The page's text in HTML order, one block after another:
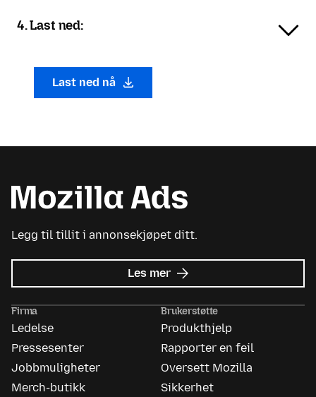
4. Last ned:
Last ned nå
Legg til tillit i annonsekjøpet ditt.
Les mer om
Mozilla
Firma
Ledelse
Pressesenter
Jobbmuligheter
Merch-butikk
Brukerstøtte
Produkthjelp
Rapporter en feil
Oversett Mozilla
Sikkerhet